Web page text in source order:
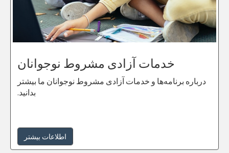
خدمات آزادی مشروط نوجوانان
درباره برنامه‌ها و خدمات آزادی مشروط نوجوانان ما بیشتر
بدانید.
اطلاعات بیشتر